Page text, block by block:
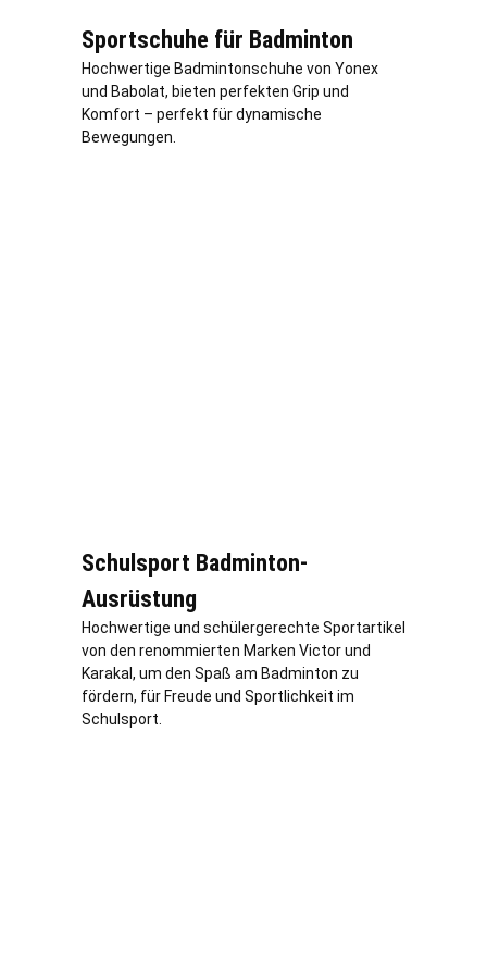
Sportschuhe für Badminton
Hochwertige Badmintonschuhe von Yonex
und Babolat, bieten perfekten Grip und
Komfort – perfekt für dynamische
Bewegungen.
Schulsport Badminton-
Ausrüstung
Hochwertige und schülergerechte Sportartikel
von den renommierten Marken Victor und
Karakal, um den Spaß am Badminton zu
fördern, für Freude und Sportlichkeit im
Schulsport.